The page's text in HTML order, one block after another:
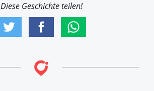
Diese Geschichte teilen!